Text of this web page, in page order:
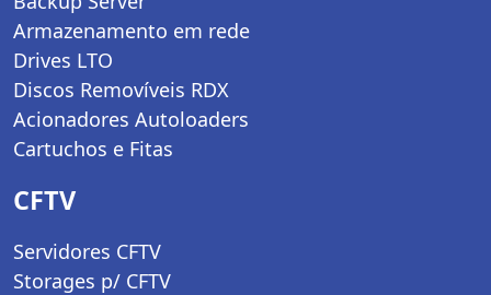
Armazenamento em rede
Drives LTO
Discos Removíveis RDX
Acionadores Autoloaders
Cartuchos e Fitas
CFTV
Servidores CFTV
Storages p/ CFTV